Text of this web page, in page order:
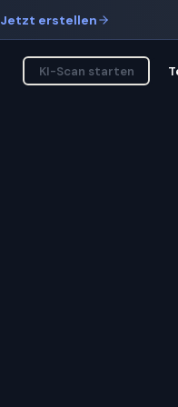
Jetzt erstellen
KI-Scan starten